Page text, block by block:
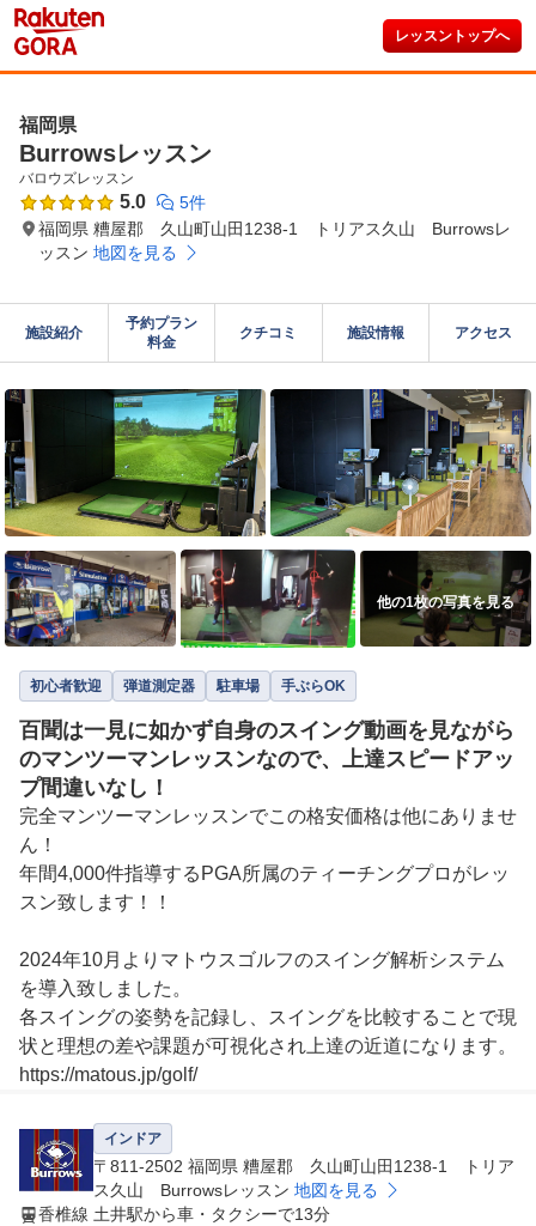
レッスントップへ
福岡県
Burrowsレッスン
バロウズレッスン
5.0
5件
福岡県 糟屋郡 久山町山田1238-1 トリアス久山 Burrowsレ
ッスン 地図を見る
施設紹介
予約プラン
料金
クチコミ 施設情報 アクセス
他の1枚の写真を見る
初心者歓迎 弾道測定器 駐車場 手ぶらOK
百聞は一見に如かず自身のスイング動画を見ながら
のマンツーマンレッスンなので、上達スピードアッ
プ間違いなし！
完全マンツーマンレッスンでこの格安価格は他にありませ
ん！
年間4,000件指導するPGA所属のティーチングプロがレッ
スン致します！！
2024年10月よりマトウスゴルフのスイング解析システム
を導入致しました。
各スイングの姿勢を記録し、スイングを比較することで現
状と理想の差や課題が可視化され上達の近道になります。
インドア
〒811-2502 福岡県 糟屋郡 久山町山田1238-1 トリア
ス久山 Burrowsレッスン 地図を見る
香椎線 土井駅から車・タクシーで13分